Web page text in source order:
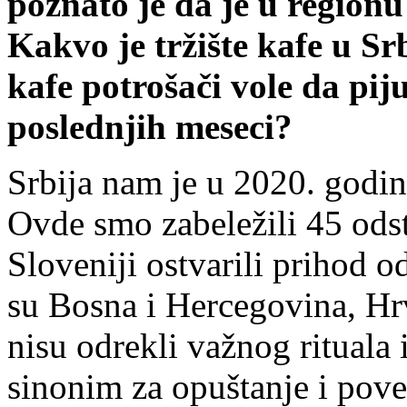
Kakvo je tržište kafe u
kafe potrošači vole da
poslednjih meseci?
Srbija nam je u 2020.
Ovde smo zabeležili 45
Sloveniji ostvarili prihod
su Bosna i Hercegovina,
nisu odrekli važnog rituala
sinonim za opuštanje i